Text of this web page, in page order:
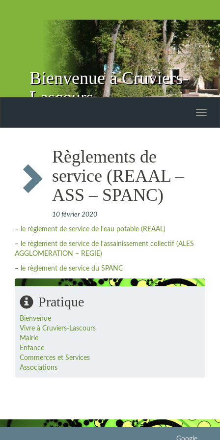
Bienvenue à Cruviers-
Lascours
Toggle
Règlements de
service (REAAL –
ASS – SPANC)
10 février 2020
– le règlement de service de l’eau potable (REAAL)
– le règlement de service de l’assainissement collectif (ALES
AGGLOMERATION – REGIE)
– le règlement de service du SPANC
Pratique
Bienvenue
Vivre à Cruviers-Lascours
Mairie
Enfance
Commerces et Services
Associations